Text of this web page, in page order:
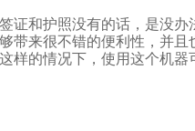
和护照没有的话，是没办
够带来很不错的便利性，并
这样的情况下，使用这个